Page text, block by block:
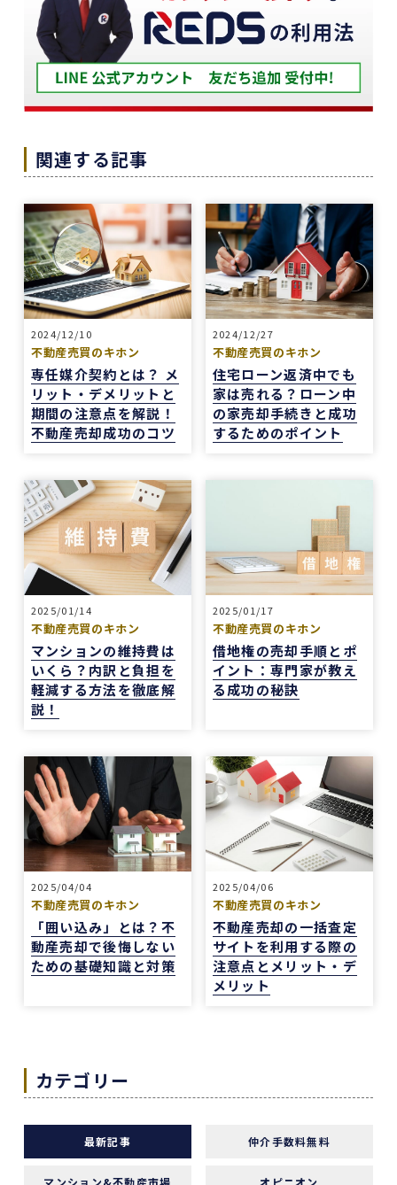
築年数が厳しい条件の中、数々の条件を伝えたと
ころ、適切かつ具体的に提案していただきまし
た。
下山さんの人柄も安心でき、打ち合わせの時に、
冗談や笑い話が多く、不動産売却のことを忘れて
しております。
また機会があれば是非REDSを利用したいし、紹
介していきたいと思います。
エージェントの指名は下山さんをオススメしま
す！
本当にありがとうございました！
1 か月前
中古マンションの売却でお世話になりました。
担当の志水様は、ベテランならではの豊富な知識
で市場動向や適正価格を丁寧に解説してくださ
た。
何より素晴らしいと感じたのは、情報の囲い込み
等を一切行わないという徹底した透明性です。こ
の誠実な姿勢と親身な対応に、人間としても深い
信頼を置くことができました。
結果として非常に満足のいく売却ができ、今後も
購入の機会があればぜひ志水様にお願いしたいと
考えています。知人にも自信を持って紹介できる
不動産会社様です。
REDSは、自分でSUUMOなどを使って物件検索
ができる人にはおすすめだと感じました。
他の不動産会社にも行きましたが、こちらの希望
に寄り添うというより、不動産会社側が売りたい
物件を勧められているように感じることもありま
した。
その点、REDSは自分で見つけた物件を軸に進め
やすいのがよかったです。
一方で、自分が望む物件像がまだ明確でない人
や、うまく検索できない人にとっては、REDSだ
けで良い物件に出会うのは少し難しいかもしれま
きにくいと思います。
安い買い物ではないので、まずは自分でもいろい
になってから動くのが大切だと感じました。
担当の山崎一さん対応がスムーズで、とても安心
関連する記事
2024/12/10
不動産売買のキホン
専任媒介契約とは？ メ
リット・デメリットと
期間の注意点を解説！
不動産売却成功のコツ
2024/12/27
不動産売買のキホン
住宅ローン返済中でも
家は売れる？ローン中
の家売却手続きと成功
するためのポイント
2025/01/14
不動産売買のキホン
マンションの維持費は
いくら？内訳と負担を
軽減する方法を徹底解
説！
2025/01/17
不動産売買のキホン
借地権の売却手順とポ
イント：専門家が教え
る成功の秘訣
2025/04/04
不動産売買のキホン
「囲い込み」とは？不
動産売却で後悔しない
ための基礎知識と対策
2025/04/06
不動産売買のキホン
不動産売却の一括査定
サイトを利用する際の
注意点とメリット・デ
メリット
カテゴリー
最新記事 仲介手数料無料
マンション&不動産市場 オピニオン